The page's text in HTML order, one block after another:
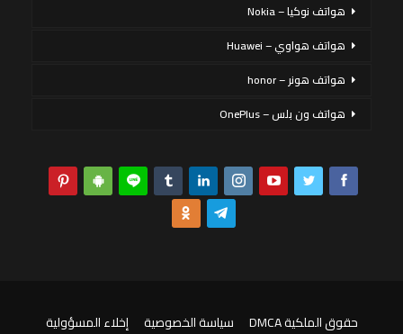
هواتف نوكيا – Nokia
هواتف هواوي – Huawei
هواتف هونر – honor
هواتف ون بلس – OnePlus
حقوق الملكية DMCA سياسة الخصوصية إخلاء المسؤولية